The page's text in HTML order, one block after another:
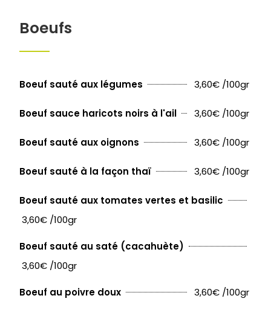
Boeufs
Boeuf sauté aux légumes 3,60€ /100gr
Boeuf sauce haricots noirs à l'ail 3,60€ /100gr
Boeuf sauté aux oignons 3,60€ /100gr
Boeuf sauté à la façon thaï 3,60€ /100gr
Boeuf sauté aux tomates vertes et basilic
3,60€ /100gr
Boeuf sauté au saté (cacahuète)
3,60€ /100gr
Boeuf au poivre doux 3,60€ /100gr